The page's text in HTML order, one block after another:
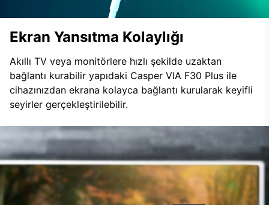
Ekran Yansıtma Kolaylığı
Akıllı TV veya monitörlere hızlı şekilde uzaktan
bağlantı kurabilir yapıdaki Casper VIA F30 Plus ile
cihazınızdan ekrana kolayca bağlantı kurularak keyifli
seyirler gerçekleştirilebilir.